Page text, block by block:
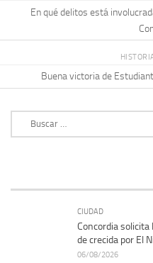
En qué delitos está
Buena victoria de
CIUDAD
Concordia
de crecida por El
06/08/2026